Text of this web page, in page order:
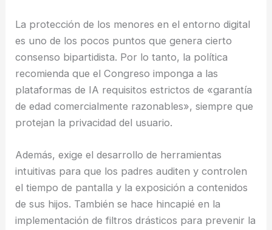
La protección de los menores en el entorno digital
es uno de los pocos puntos que genera cierto
consenso bipartidista. Por lo tanto, la política
recomienda que el Congreso imponga a las
plataformas de IA requisitos estrictos de «garantía
de edad comercialmente razonables», siempre que
protejan la privacidad del usuario.
Además, exige el desarrollo de herramientas
intuitivas para que los padres auditen y controlen
el tiempo de pantalla y la exposición a contenidos
de sus hijos. También se hace hincapié en la
implementación de filtros drásticos para prevenir la